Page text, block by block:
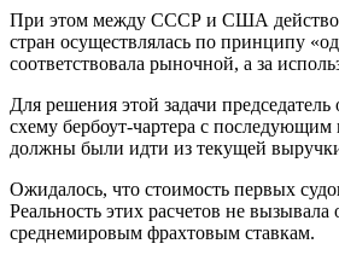
При этом между СССР и США
стран осуществлялась по принципу
соответствовала рыночной, а за
Для решения этой задачи
схему бербоут-чартера с последующим
должны были идти из текущей
Ожидалось, что стоимость первых
Реальность этих расчетов не
среднемировым фрахтовым ставкам.